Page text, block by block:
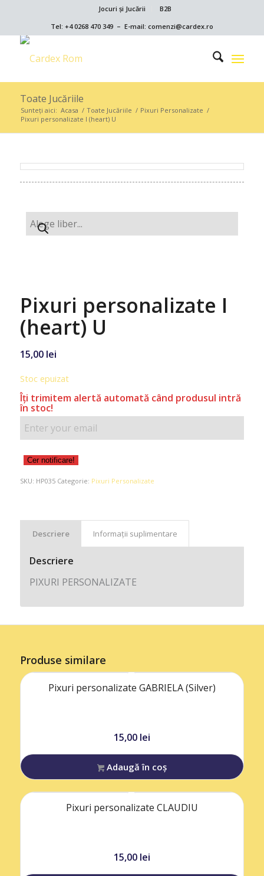
Jocuri și Jucării
B2B
Tel: +4 0268 470 349 – E-mail: comenzi@cardex.ro
Toate Jucăriile
Sunteți aici: Acasa / Toate Jucăriile / Pixuri Personalizate /
Pixuri personalizate I (heart) U
Pixuri personalizate I
(heart) U
15,00 lei
Stoc epuizat
Îţi trimitem alertă automată când produsul intră
în stoc!
Cer notificare!
SKU: HP035 Categorie: Pixuri Personalizate
Descriere Informații suplimentare
Descriere
PIXURI PERSONALIZATE
Produse similare
Pixuri personalizate GABRIELA (Silver)
15,00 lei
Adaugă în coș
Pixuri personalizate CLAUDIU
15,00 lei